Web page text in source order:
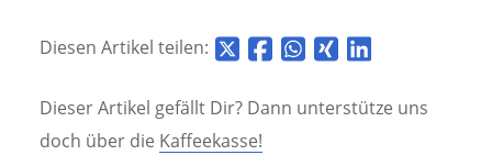
Diesen Artikel teilen:
Dieser Artikel gefällt Dir? Dann unterstütze uns
doch über die Kaffeekasse!